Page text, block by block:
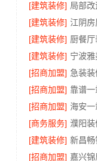
[建筑装修]
[建筑装修]
[建筑装修]
[建筑装修]
[招商加盟]
[招商加盟]
[招商加盟]
[商务服务]
[建筑装修]
[招商加盟]